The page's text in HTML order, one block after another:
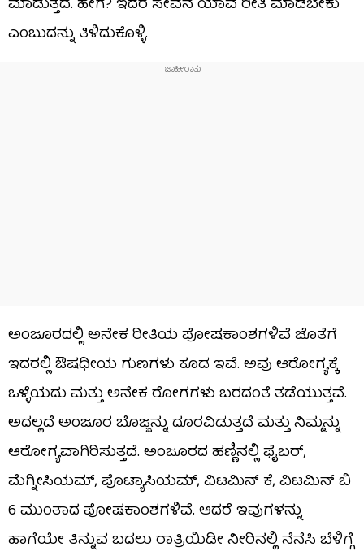
ಮಾಡುತ್ತದೆ. ಹೇಗೆ? ಇದರ ಸೇವನೆ ಯಾವ ರೀತಿ ಮಾಡಬೇಕು
ಎಂಬುದನ್ನು ತಿಳಿದುಕೊಳ್ಳಿ.
ಅಂಜೂರದಲ್ಲಿ ಅನೇಕ ರೀತಿಯ ಪೋಷಕಾಂಶಗಳಿವೆ ಜೊತೆಗೆ
ಇದರಲ್ಲಿ ಔಷಧೀಯ ಗುಣಗಳು ಕೂಡ ಇವೆ. ಅವು ಆರೋಗ್ಯಕ್ಕೆ
ಒಳ್ಳೆಯದು ಮತ್ತು ಅನೇಕ ರೋಗಗಳು ಬರದಂತೆ ತಡೆಯುತ್ತವೆ.
ಅದಲ್ಲದೆ ಅಂಜೂರ ಬೊಜ್ಜನ್ನು ದೂರವಿಡುತ್ತದೆ ಮತ್ತು ನಿಮ್ಮನ್ನು
ಆರೋಗ್ಯವಾಗಿರಿಸುತ್ತದೆ. ಅಂಜೂರದ ಹಣ್ಣಿನಲ್ಲಿ ಫೈಬರ್,
ಮೆಗ್ನೀಸಿಯಮ್, ಪೊಟ್ಯಾಸಿಯಮ್, ವಿಟಮಿನ್ ಕೆ, ವಿಟಮಿನ್ ಬಿ
6 ಮುಂತಾದ ಪೋಷಕಾಂಶಗಳಿವೆ. ಆದರೆ ಇವುಗಳನ್ನು
ಹಾಗೆಯೇ ತಿನ್ನುವ ಬದಲು ರಾತ್ರಿಯಿಡೀ ನೀರಿನಲ್ಲಿ ನೆನೆಸಿ ಬೆಳಿಗ್ಗೆ